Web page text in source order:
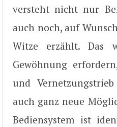
versteht nicht nur
auch noch, auf
Witze erzählt. Das
Gewöhnung
und
auch ganz neue
Bediensystem ist